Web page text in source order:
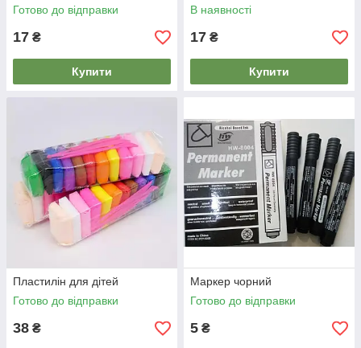
Готово до відправки
17 ₴
Купити
В наявності
17 ₴
Купити
Пластилін для дітей
Готово до відправки
38 ₴
Маркер чорний
Готово до відправки
5 ₴